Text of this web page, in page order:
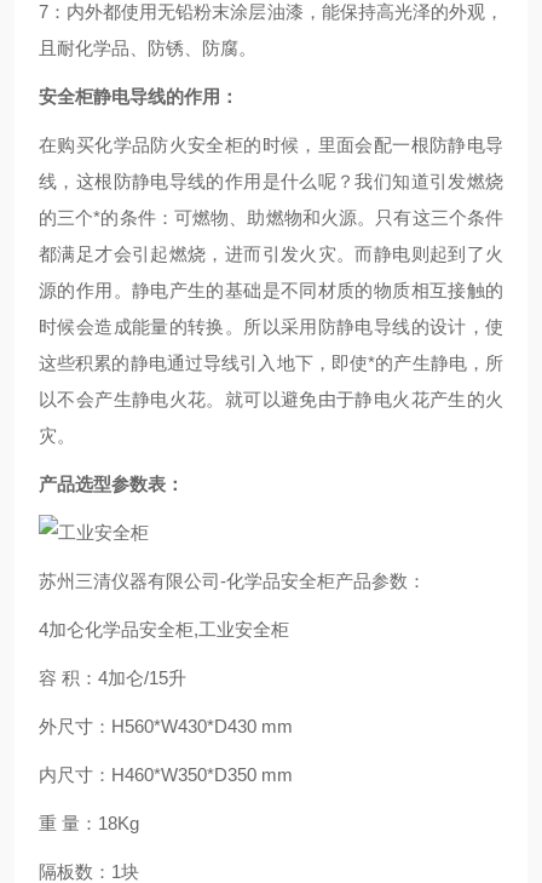
7：内外都使用无铅粉末涂层油漆，能保持高光泽的外观，
且耐化学品、防锈、防腐。
安全柜静电导线的作用：
在购买化学品防火安全柜的时候，里面会配一根防静电导
线，这根防静电导线的作用是什么呢？我们知道引发燃烧
的三个*的条件：可燃物、助燃物和火源。只有这三个条件
都满足才会引起燃烧，进而引发火灾。而静电则起到了火
源的作用。静电产生的基础是不同材质的物质相互接触的
时候会造成能量的转换。所以采用防静电导线的设计，使
这些积累的静电通过导线引入地下，即使*的产生静电，所
以不会产生静电火花。就可以避免由于静电火花产生的火
灾。
产品选型参数表：
苏州三清仪器有限公司-化学品安全柜产品参数：
4加仑化学品安全柜,工业安全柜
容 积：4加仑/15升
外尺寸：H560*W430*D430 mm
内尺寸：H460*W350*D350 mm
重 量：18Kg
隔板数：1块